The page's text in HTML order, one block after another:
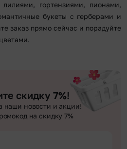
гортензиями, пионами,
букеты с герберами и
заказ прямо сейчас и порадуйте
скидку 7%!
наши новости и акции!
на скидку 7%